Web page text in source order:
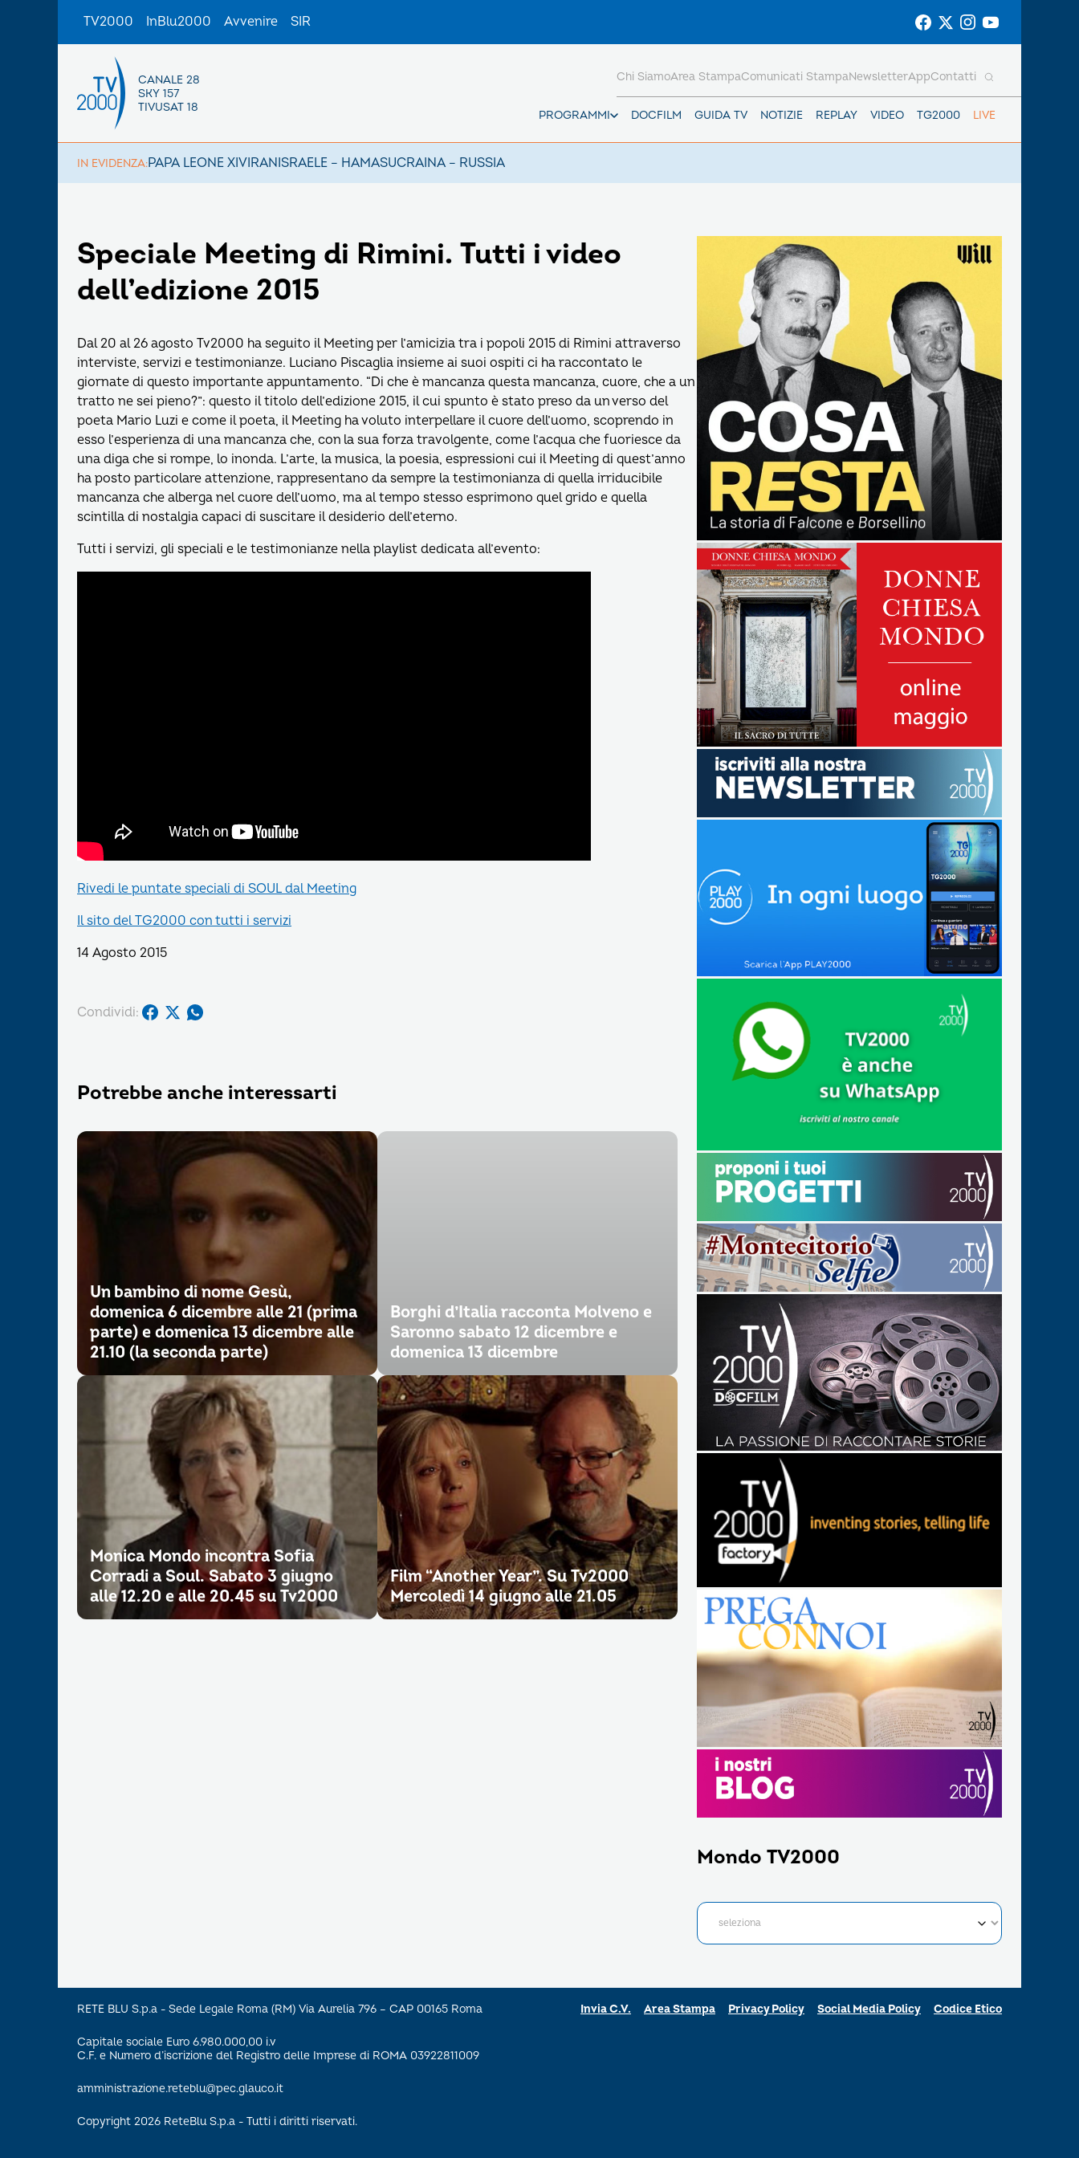
TV2000 InBlu2000 Avvenire SIR
CANALE 28
SKY 157
TIVUSAT 18
PROGRAMMI DOCFILM GUIDA TV NOTIZIE REPLAY VIDEO TG2000 LIVE
Chi SiamoArea StampaComunicati StampaNewsletterAppContatti
IN EVIDENZA:PAPA LEONE XIVIRANISRAELE – HAMASUCRAINA – RUSSIA
Speciale Meeting di Rimini. Tutti i video
dell’edizione 2015
Dal 20 al 26 agosto Tv2000 ha seguito il Meeting per l’amicizia tra i popoli 2015 di Rimini attraverso
interviste, servizi e testimonianze. Luciano Piscaglia insieme ai suoi ospiti ci ha raccontato le
giornate di questo importante appuntamento. “Di che è mancanza questa mancanza, cuore, che a un
tratto ne sei pieno?”: questo il titolo dell’edizione 2015, il cui spunto è stato preso da un verso del
poeta Mario Luzi e come il poeta, il Meeting ha voluto interpellare il cuore dell’uomo, scoprendo in
esso l’esperienza di una mancanza che, con la sua forza travolgente, come l’acqua che fuoriesce da
una diga che si rompe, lo inonda. L’arte, la musica, la poesia, espressioni cui il Meeting di quest’anno
ha posto particolare attenzione, rappresentano da sempre la testimonianza di quella irriducibile
mancanza che alberga nel cuore dell’uomo, ma al tempo stesso esprimono quel grido e quella
scintilla di nostalgia capaci di suscitare il desiderio dell’eterno.
Tutti i servizi, gli speciali e le testimonianze nella playlist dedicata all’evento:
Rivedi le puntate speciali di SOUL dal Meeting
Il sito del TG2000 con tutti i servizi
14 Agosto 2015
Condividi:
Potrebbe anche interessarti
Un bambino di nome Gesù,
domenica 6 dicembre alle 21 (prima
parte) e domenica 13 dicembre alle
21.10 (la seconda parte)
Borghi d’Italia racconta Molveno e
Saronno sabato 12 dicembre e
domenica 13 dicembre
Monica Mondo incontra Sofia
Corradi a Soul. Sabato 3 giugno
alle 12.20 e alle 20.45 su Tv2000
Film “Another Year”. Su Tv2000
Mercoledì 14 giugno alle 21.05
Mondo TV2000
RETE BLU S.p.a - Sede Legale Roma (RM) Via Aurelia 796 – CAP 00165 Roma
Capitale sociale Euro 6.980.000,00 i.v
C.F. e Numero d’iscrizione del Registro delle Imprese di ROMA 03922811009
amministrazione.reteblu@pec.glauco.it
Copyright 2026 ReteBlu S.p.a - Tutti i diritti riservati.
Invia C.V. Area Stampa Privacy Policy Social Media Policy Codice Etico